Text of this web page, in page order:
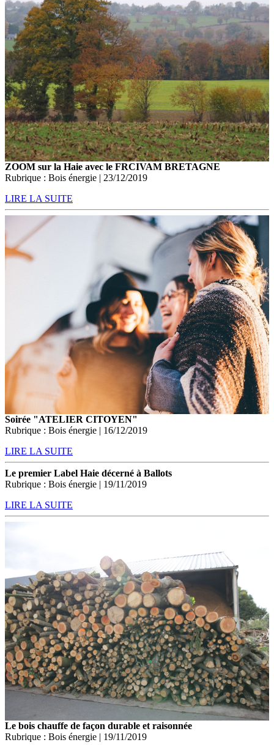
ZOOM sur la Haie avec le FRCIVAM BRETAGNE
Rubrique : Bois énergie | 23/12/2019
LIRE LA SUITE
Soirée "ATELIER CITOYEN"
Rubrique : Bois énergie | 16/12/2019
LIRE LA SUITE
Le premier Label Haie décerné à Ballots
Rubrique : Bois énergie | 19/11/2019
LIRE LA SUITE
Le bois chauffe de façon durable et raisonnée
Rubrique : Bois énergie | 19/11/2019